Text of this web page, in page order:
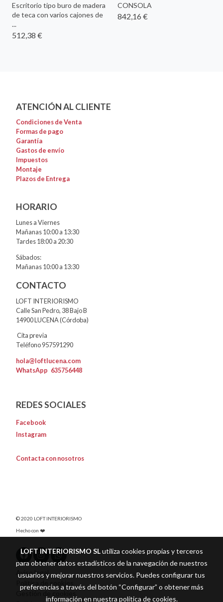
Escritorio tipo buro de madera
de teca con varios cajones de
...
512,38 €
CONSOLA
842,16 €
ATENCIÓN AL CLIENTE
Condiciones de Venta
Formas de pago
Garantía
Gastos de envío
Impuestos
Montaje
Plazos de Entrega
HORARIO
Lunes a Viernes
Mañanas 10:00 a 13:30
Tardes 18:00 a 20:30
Sábados:
Mañanas 10:00 a 13:30
CONTACTO
LOFT INTERIORISMO
Calle San Pedro, 38 Bajo B
14900 LUCENA (Córdoba)
Cita previa
Teléfono 957591290
hola@loftlucena.com
WhatsApp 635756448
REDES SOCIALES
Facebook
Instagram
Contacta con nosotros
© 2020 LOFT INTERIORISMO
Hecho con ❤️
Aviso legal
Política de cookies
Gestión de cookies
LOFT INTERIORISMO SLutiliza cookies propias y terceros
para obtener datos estadísticos de la navegación de nuestros
usuarios y mejorar nuestros servicios. Puedes configurar tus
preferencias a través del botón “Configurar” o obtener más
información en nuestra política de cookies.